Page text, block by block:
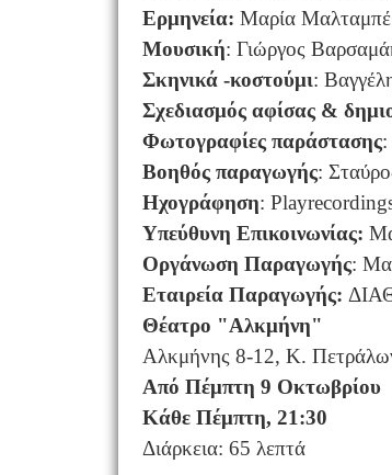
Ερμηνεία: Μαρία Μαλταμπέ
Μουσική: Γιώργος
Σκηνικά -κοστούμι:
Σχεδιασμός αφίσας &
Φωτογραφίες παράστασης:
Βοηθός παραγωγής:
Ηχογράφηση:
Υπεύθυνη Επικοινωνίας:
Οργάνωση Παραγωγής:
Εταιρεία Παραγωγής:
Θέατρο "Αλκμήνη"
Αλκμήνης 8-12, Κ.
Από Πέμπτη 9 Οκτωβρίου
Κάθε Πέμπτη, 21:30
Διάρκεια: 65 λεπτά